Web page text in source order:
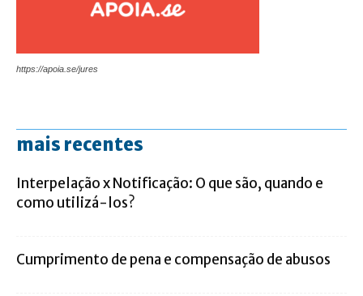
https://apoia.se/jures
mais recentes
Interpelação x Notificação: O que são, quando e
como utilizá-los?
Cumprimento de pena e compensação de abusos